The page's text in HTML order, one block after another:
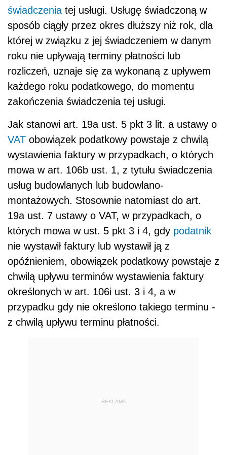
świadczenia tej usługi. Usługę świadczoną w
sposób ciągły przez okres dłuższy niż rok, dla
której w związku z jej świadczeniem w danym
roku nie upływają terminy płatności lub
rozliczeń, uznaje się za wykonaną z upływem
każdego roku podatkowego, do momentu
zakończenia świadczenia tej usługi.
Jak stanowi art. 19a ust. 5 pkt 3 lit. a ustawy o
VAT obowiązek podatkowy powstaje z chwilą
wystawienia faktury w przypadkach, o których
mowa w art. 106b ust. 1, z tytułu świadczenia
usług budowlanych lub budowlano-
montażowych. Stosownie natomiast do art.
19a ust. 7 ustawy o VAT, w przypadkach, o
których mowa w ust. 5 pkt 3 i 4, gdy podatnik
nie wystawił faktury lub wystawił ją z
opóźnieniem, obowiązek podatkowy powstaje z
chwilą upływu terminów wystawienia faktury
określonych w art. 106i ust. 3 i 4, a w
przypadku gdy nie określono takiego terminu -
z chwilą upływu terminu płatności.
REKLAMA